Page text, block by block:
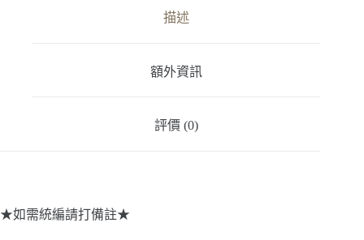
描述
額外資訊
評價 (0)
★如需統編請打備註★